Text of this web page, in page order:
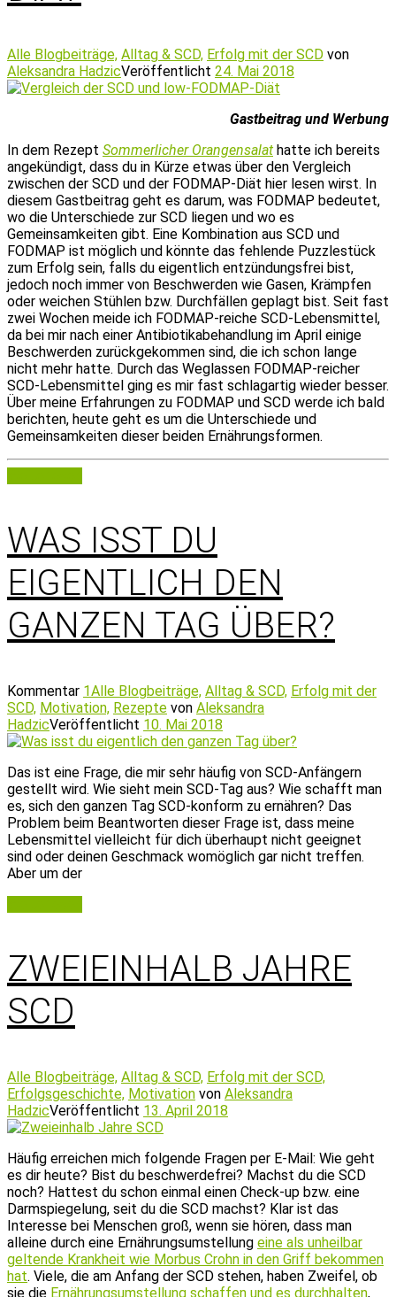
Alle Blogbeiträge, Alltag & SCD, Erfolg mit der SCD von
Aleksandra HadzicVeröffentlicht 24. Mai 2018
Gastbeitrag und Werbung
In dem Rezept Sommerlicher Orangensalat hatte ich bereits
angekündigt, dass du in Kürze etwas über den Vergleich
zwischen der SCD und der FODMAP-Diät hier lesen wirst. In
diesem Gastbeitrag geht es darum, was FODMAP bedeutet,
wo die Unterschiede zur SCD liegen und wo es
Gemeinsamkeiten gibt. Eine Kombination aus SCD und
FODMAP ist möglich und könnte das fehlende Puzzlestück
zum Erfolg sein, falls du eigentlich entzündungsfrei bist,
jedoch noch immer von Beschwerden wie Gasen, Krämpfen
oder weichen Stühlen bzw. Durchfällen geplagt bist. Seit fast
zwei Wochen meide ich FODMAP-reiche SCD-Lebensmittel,
da bei mir nach einer Antibiotikabehandlung im April einige
Beschwerden zurückgekommen sind, die ich schon lange
nicht mehr hatte. Durch das Weglassen FODMAP-reicher
SCD-Lebensmittel ging es mir fast schlagartig wieder besser.
Über meine Erfahrungen zu FODMAP und SCD werde ich bald
berichten, heute geht es um die Unterschiede und
Gemeinsamkeiten dieser beiden Ernährungsformen.
WAS ISST DU
EIGENTLICH DEN
GANZEN TAG ÜBER?
Kommentar 1Alle Blogbeiträge, Alltag & SCD, Erfolg mit der
SCD, Motivation, Rezepte von Aleksandra
HadzicVeröffentlicht 10. Mai 2018
Das ist eine Frage, die mir sehr häufig von SCD-Anfängern
gestellt wird. Wie sieht mein SCD-Tag aus? Wie schafft man
es, sich den ganzen Tag SCD-konform zu ernähren? Das
Problem beim Beantworten dieser Frage ist, dass meine
Lebensmittel vielleicht für dich überhaupt nicht geeignet
sind oder deinen Geschmack womöglich gar nicht treffen.
Aber um der
ZWEIEINHALB JAHRE
SCD
Alle Blogbeiträge, Alltag & SCD, Erfolg mit der SCD,
Erfolgsgeschichte, Motivation von Aleksandra
HadzicVeröffentlicht 13. April 2018
Häufig erreichen mich folgende Fragen per E-Mail: Wie geht
es dir heute? Bist du beschwerdefrei? Machst du die SCD
noch? Hattest du schon einmal einen Check-up bzw. eine
Darmspiegelung, seit du die SCD machst? Klar ist das
Interesse bei Menschen groß, wenn sie hören, dass man
alleine durch eine Ernährungsumstellung eine als unheilbar
geltende Krankheit wie Morbus Crohn in den Griff bekommen
hat. Viele, die am Anfang der SCD stehen, haben Zweifel, ob
sie die Ernährungsumstellung schaffen und es durchhalten,